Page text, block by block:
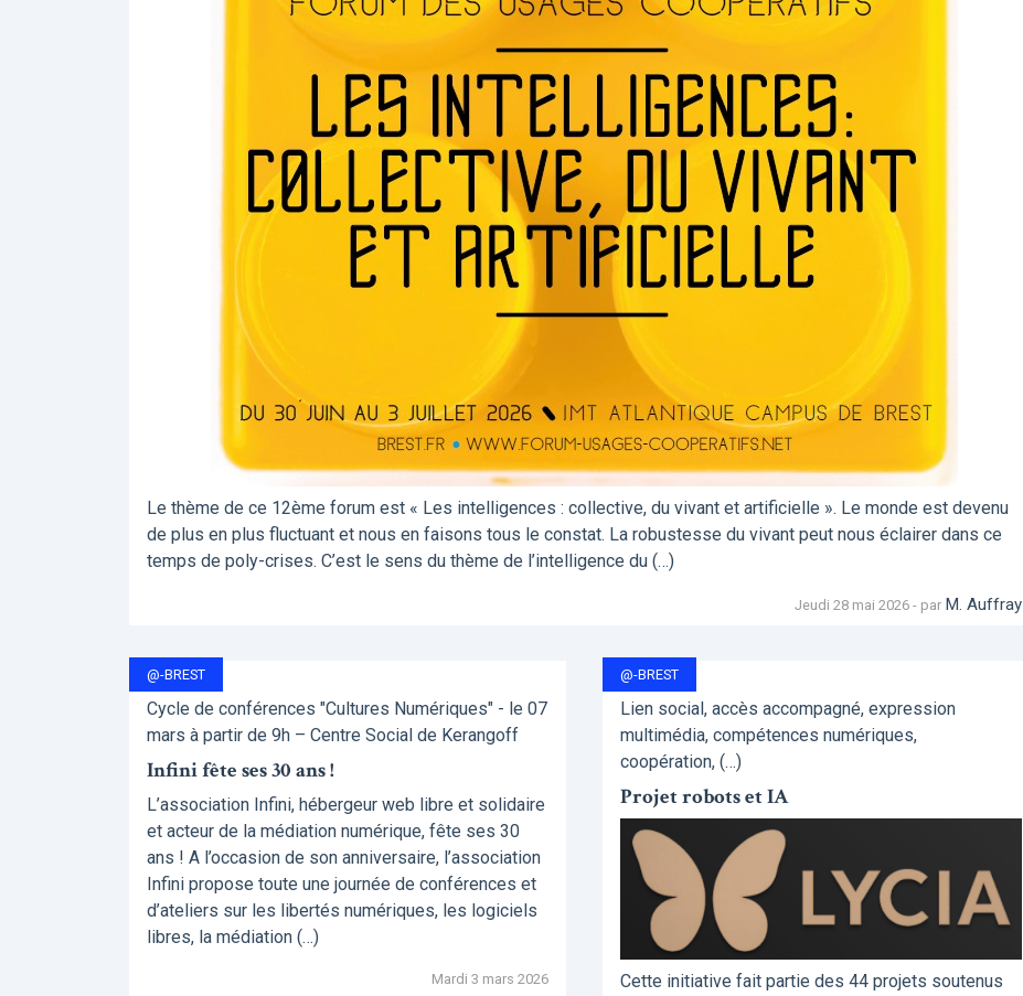
Le thème de ce 12ème forum est « Les intelligences : collective, du vivant et artificielle ». Le monde est devenu
de plus en plus fluctuant et nous en faisons tous le constat. La robustesse du vivant peut nous éclairer dans ce
temps de poly-crises. C’est le sens du thème de l’intelligence du (…)
Jeudi 28 mai 2026 - par M. Auffray
@-BREST
Cycle de conférences "Cultures Numériques" - le 07
mars à partir de 9h – Centre Social de Kerangoff
Infini fête ses 30 ans !
L’association Infini, hébergeur web libre et solidaire
et acteur de la médiation numérique, fête ses 30
ans ! A l’occasion de son anniversaire, l’association
Infini propose toute une journée de conférences et
d’ateliers sur les libertés numériques, les logiciels
libres, la médiation (…)
Mardi 3 mars 2026
@-BREST
Lien social, accès accompagné, expression
multimédia, compétences numériques,
coopération, (…)
Projet robots et IA
Cette initiative fait partie des 44 projets soutenus